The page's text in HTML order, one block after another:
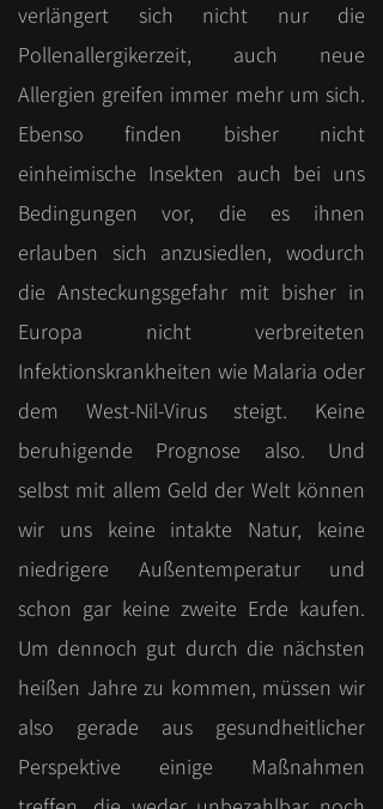
verlängert sich nicht nur die
Pollenallergikerzeit, auch neue
Allergien greifen immer mehr um sich.
Ebenso finden bisher nicht
einheimische Insekten auch bei uns
Bedingungen vor, die es ihnen
erlauben sich anzusiedlen, wodurch
die Ansteckungsgefahr mit bisher in
Europa nicht verbreiteten
Infektionskrankheiten wie Malaria oder
dem West-Nil-Virus steigt. Keine
beruhigende Prognose also. Und
selbst mit allem Geld der Welt können
wir uns keine intakte Natur, keine
niedrigere Außentemperatur und
schon gar keine zweite Erde kaufen.
Um dennoch gut durch die nächsten
heißen Jahre zu kommen, müssen wir
also gerade aus gesundheitlicher
Perspektive einige Maßnahmen